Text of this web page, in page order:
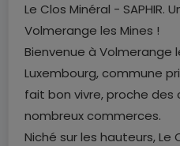
Le Clos Minéral - SAPHIR.
Volmerange les Mines !
Bienvenue à Volmerange
Luxembourg, commune
fait bon vivre, proche
nombreux commerces.
Niché sur les hauteurs, Le